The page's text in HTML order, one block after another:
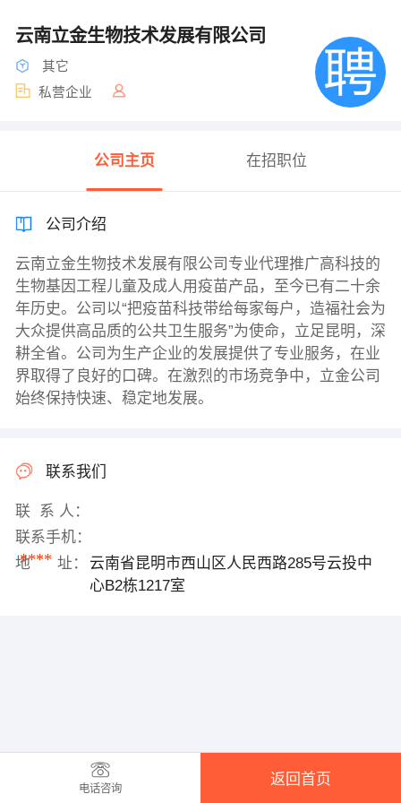
云南立金生物技术发展有限公司
其它
私营企业
公司主页 在招职位
公司介绍
云南立金生物技术发展有限公司专业代理推广高科技的
生物基因工程儿童及成人用疫苗产品，至今已有二十余
年历史。公司以“把疫苗科技带给每家每户，造福社会为
大众提供高品质的公共卫生服务”为使命，立足昆明，深
耕全省。公司为生产企业的发展提供了专业服务，在业
界取得了良好的口碑。在激烈的市场竞争中，立金公司
始终保持快速、稳定地发展。
联系我们
联 系 人：
联系手机：
****
地 址：
云南省昆明市西山区人民西路285号云投中
心B2栋1217室
电话咨询
返回首页